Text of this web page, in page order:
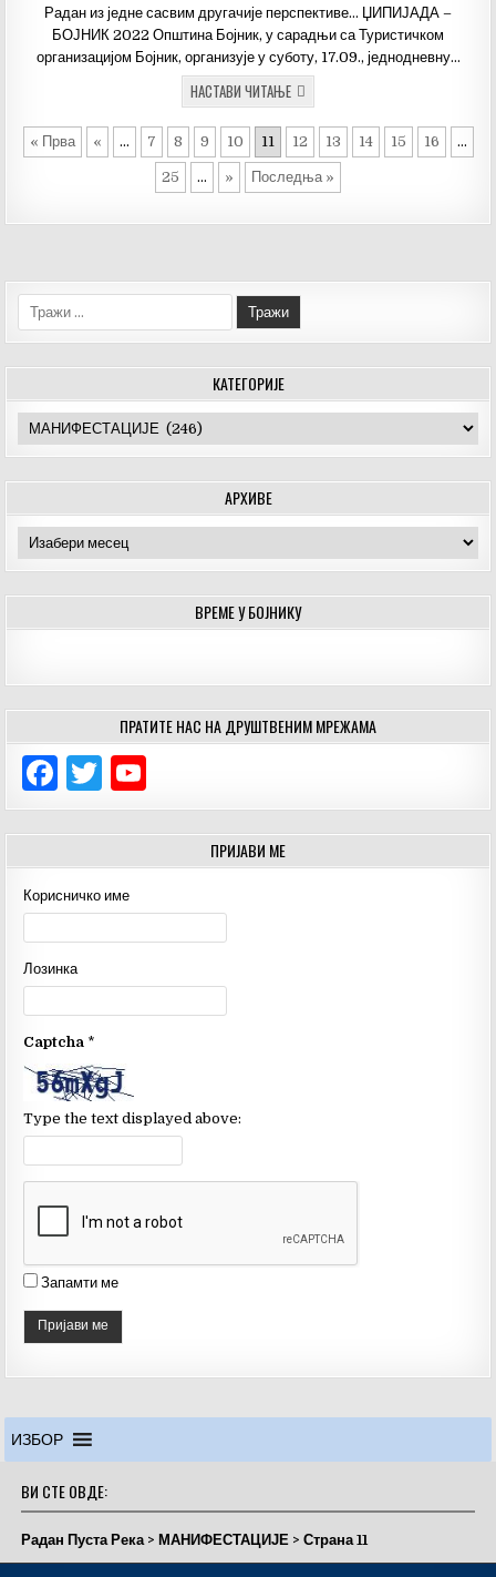
Радан из једне сасвим другачије перспективе… ЏИПИЈАДА –
БОЈНИК 2022 Општина Бојник, у сарадњи са Туристичком
организацијом Бојник, организује у суботу, 17.09., једнодневну…
НАСТАВИ ЧИТАЊЕЏИПИЈАДА
–
2022
« Прва « ... 7 8 9 10 11 12 13 14 15 16 ...
25 ... » Последња »
Тражи:
КАТЕГОРИЈЕ
Категорије
АРХИВЕ
Архиве
ВРЕМЕ У БОЈНИКУ
ПРАТИТЕ НАС НА ДРУШТВЕНИМ МРЕЖАМА
F
a
c
e
b
o
o
k
T
w
it
te
r
o
u
T
u
b
e
C
n
n
ПРИЈАВИ МЕ
Корисничко име
Лозинка
Captcha *
Type the text displayed above:
Запамти ме
ИЗБОР
ВИ СТЕ ОВДЕ:
Радан Пуста Река > МАНИФЕСТАЦИЈЕ >Страна 11